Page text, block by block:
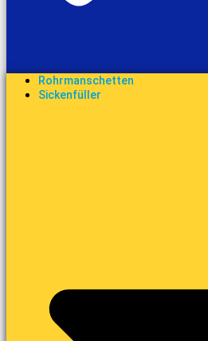
Rohrmanschetten
Sickenfüller